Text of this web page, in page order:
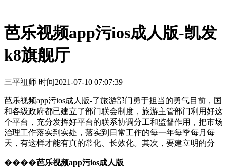
芭乐视频app污ios成人版-凯发
k8旗舰厅
三平祖师 时间2021-07-10 07:07:39
芭乐视频app污ios成人版-了旅游部门勇于担当的勇气目前，国
和各级政府都已建立了部门联会制度，旅游主管部门利用好这
个平台，充分发挥好平台的联系协调分工和监督作用，把市场
治理工作落实到实处，落实到日常工作的每一年每季每月每
天，有这样才能有真的常化、长效化。其次，要建立明的分
����芭乐视频app污ios成人版